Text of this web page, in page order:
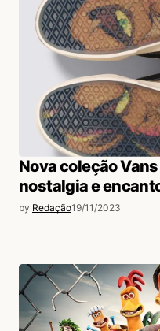
Nova coleção
nostalgia e
by Redação19/11/2023